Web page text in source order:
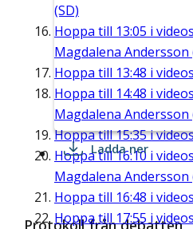
(SD)
Hoppa till 13:05 i
Magdalena Andersson
Hoppa till 13:48 i
Hoppa till 14:48 i
Magdalena Andersson
Hoppa till15:35i
Hoppa till16:10 i
Magdalena Andersson
Hoppa till 16:48 i
Hoppa till 17:55 i
Ladda ner
Protokoll från debatten